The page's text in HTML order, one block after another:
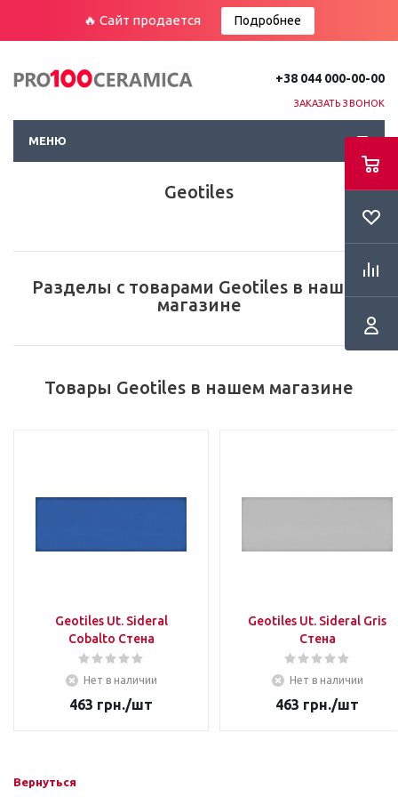
🔥 Сайт продается Подробнее
+38 044 000-00-00
ЗАКАЗАТЬ ЗВОНОК
МЕНЮ
Geotiles
Разделы с товарами Geotiles в нашем
магазине
Товары Geotiles в нашем магазине
Geotiles Ut. Sideral
Cobalto Стена
Нет в наличии
463 грн./шт
Geotiles Ut. Sideral Gris
Стена
Нет в наличии
463 грн./шт
Вернуться